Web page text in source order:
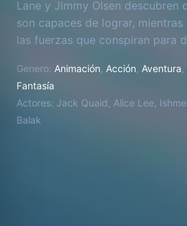
Lane y Jimmy Olsen descubren
son capaces de lograr,
las fuerzas que conspiran para
Genero: Animación Acción Aventura
Fantasía
Actores: Jack Quaid, Alice Lee,
Balak